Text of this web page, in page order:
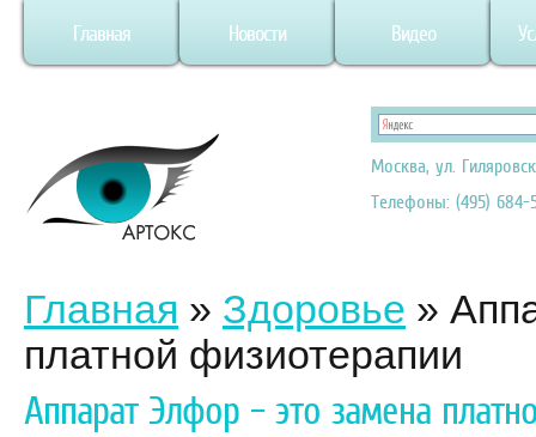
Главная Новости Видео
Москва, ул.
Телефоны: (495) 684-
Главная » Здоровье »
платной физиотерапии
Аппарат Элфор – это замена